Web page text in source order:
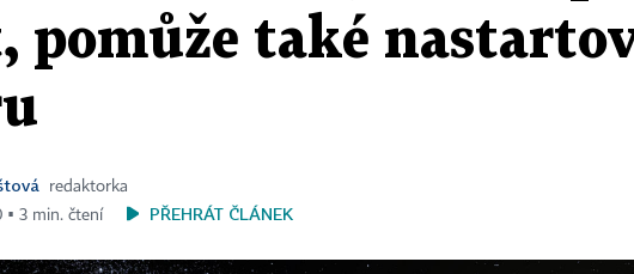
pomůže také
redaktorka
▪ 3 min. čtení
PŘEHRÁT ČLÁNEK